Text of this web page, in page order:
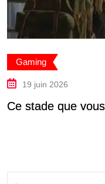
Gaming
19 juin 2026
Ce stade que